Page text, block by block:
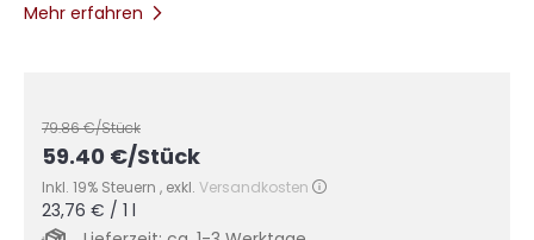
Mehr erfahren
79.86€/Stück
59.40 €/Stück
Inkl. 19% Steuern , exkl. Versandkosten
23,76 € / 1 l